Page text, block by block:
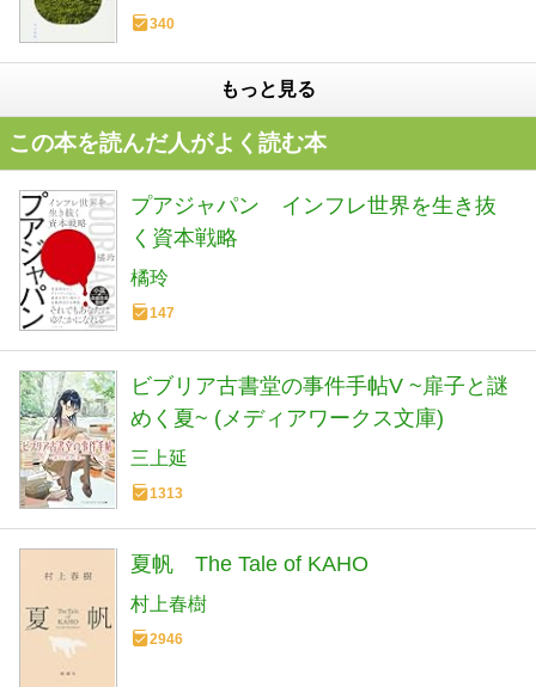
340
もっと見る
この本を読んだ人がよく読む本
プアジャパン インフレ世界を生き抜
く資本戦略
橘玲
147
ビブリア古書堂の事件手帖V ~扉子と謎
めく夏~ (メディアワークス文庫)
三上延
1313
夏帆 The Tale of KAHO
村上春樹
2946